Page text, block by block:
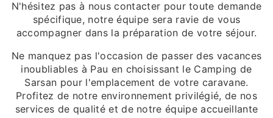
N'hésitez pas à nous contacter pour toute demande
spécifique, notre équipe sera ravie de vous
accompagner dans la préparation de votre séjour.
Ne manquez pas l'occasion de passer des vacances
inoubliables à Pau en choisissant le Camping de
Sarsan pour l'emplacement de votre caravane.
Profitez de notre environnement privilégié, de nos
services de qualité et de notre équipe accueillante